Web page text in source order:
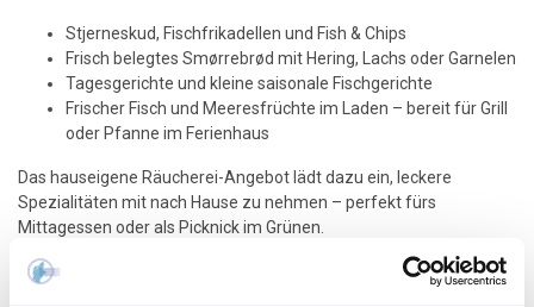
Stjerneskud, Fischfrikadellen und Fish & Chips
Frisch belegtes Smørrebrød mit Hering, Lachs oder Garnelen
Tagesgerichte und kleine saisonale Fischgerichte
Frischer Fisch und Meeresfrüchte im Laden – bereit für Grill
oder Pfanne im Ferienhaus
Das hauseigene Räucherei-Angebot lädt dazu ein, leckere
Spezialitäten mit nach Hause zu nehmen – perfekt fürs
Mittagessen oder als Picknick im Grünen.
Fiskehuset ist beliebt bei Einheimischen und Feriengästen. Sie